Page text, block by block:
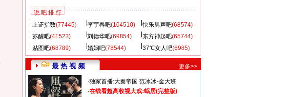
说 吧 排 行
上证指数(77445) 李宇春吧(104510) 快乐男声吧(68574)
苏醒吧(41523) 刘德华吧(69854) 东方神起吧(65744)
贴图吧(68789) 婚姻吧(78544) 37℃女人吧(6985)
最 热 视 频 更多>>
·独家首播:大秦帝国 范冰冰-金大班
·在线看超高收视大戏:蜗居(完整版)